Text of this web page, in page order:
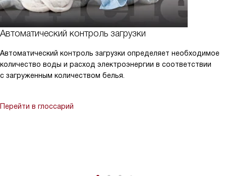
Автоматический контроль загрузки
Автоматический контроль загрузки определяет необходимое
количество воды и расход электроэнергии в соответствии
с загруженным количеством белья.
Перейти в глоссарий